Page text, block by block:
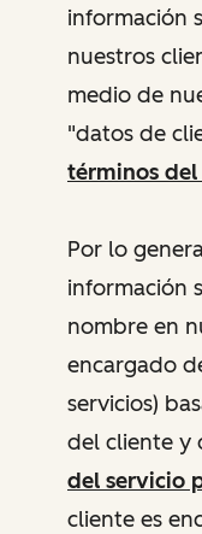
información
nuestros
medio de
"datos de
términos del
Por lo
información
nombre en
encargado
servicios)
del cliente y
del servicio
cliente es